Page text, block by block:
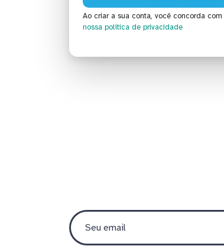
Ao criar a sua conta, você concorda com
nossa política de privacidade